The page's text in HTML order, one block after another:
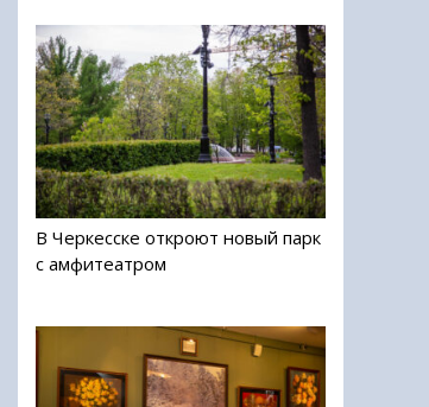
В Черкесске откроют новый парк
с амфитеатром